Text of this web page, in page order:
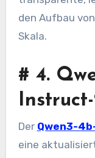
den Aufbau
Skala.
# 4.
Der Qwen3-
eine